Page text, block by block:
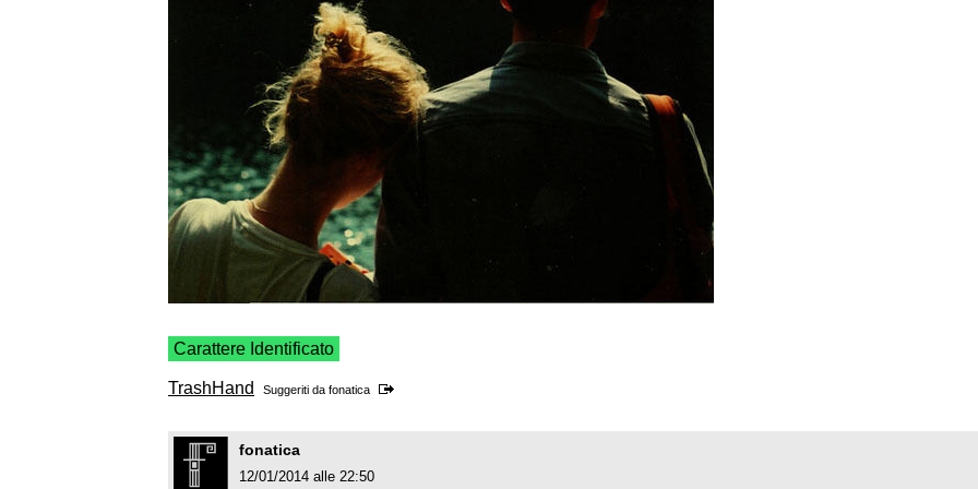
Carattere Identificato
TrashHand Suggeriti da fonatica
fonatica
12/01/2014 alle 22:50